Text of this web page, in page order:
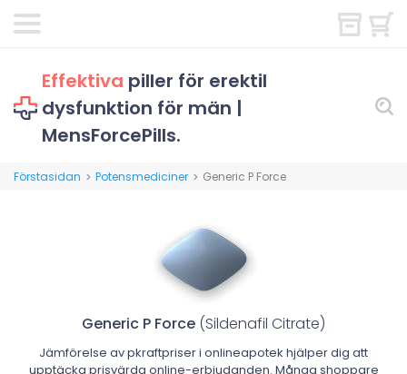
Effektiva piller för erektil
dysfunktion för män |
MensForcePills.
Förstasidan > Potensmediciner > Generic P Force
Generic P Force (Sildenafil Citrate)
Jämförelse av pkraftpriser i onlineapotek hjälper dig att
upptäcka prisvärda online-erbjudanden. Många shoppare